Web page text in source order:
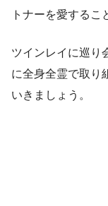
トナーを愛するこ
ツインレイに巡り
に全身全霊で取り
いきましょう。